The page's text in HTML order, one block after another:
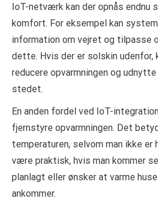
IoT-netværk kan der opnås
komfort. For eksempel kan
information om vejret og tilpasse
dette. Hvis der er solskin udenfor,
reducere opvarmningen og
stedet.
En anden fordel ved IoT-
fjernstyre opvarmningen. Det
temperaturen, selvom man ikke er
være praktisk, hvis man kommer
planlagt eller ønsker at varme
ankommer.